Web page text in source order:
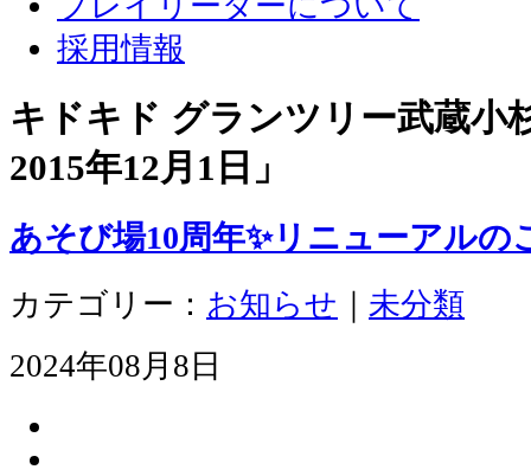
採用情報
キドキド グランツリー武蔵
2015年12月1日 」
あそび場10周年✨リニューアルの
カテゴリー： お知らせ
未分類
2024年08月8日